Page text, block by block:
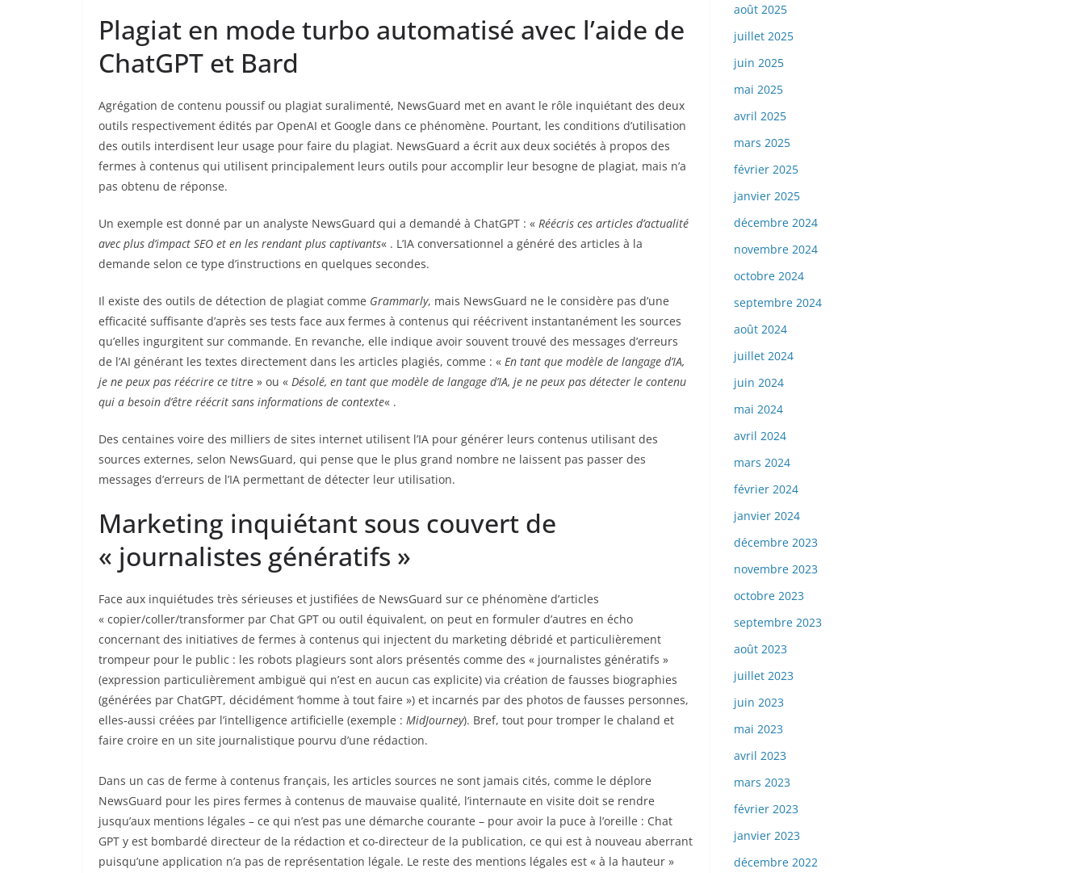
Plagiat en mode turbo automatisé avec l’aide de
ChatGPT et Bard
Agrégation de contenu poussif ou plagiat suralimenté, NewsGuard met en avant le rôle inquiétant des deux
outils respectivement édités par OpenAI et Google dans ce phénomène. Pourtant, les conditions d’utilisation
des outils interdisent leur usage pour faire du plagiat. NewsGuard a écrit aux deux sociétés à propos des
fermes à contenus qui utilisent principalement leurs outils pour accomplir leur besogne de plagiat, mais n’a
pas obtenu de réponse.
Un exemple est donné par un analyste NewsGuard qui a demandé à ChatGPT : « Réécris ces articles d’actualité
avec plus d’impact SEO et en les rendant plus captivants« . L’IA conversationnel a généré des articles à la
demande selon ce type d’instructions en quelques secondes.
Il existe des outils de détection de plagiat comme Grammarly, mais NewsGuard ne le considère pas d’une
efficacité suffisante d’après ses tests face aux fermes à contenus qui réécrivent instantanément les sources
qu’elles ingurgitent sur commande. En revanche, elle indique avoir souvent trouvé des messages d’erreurs
de l’AI générant les textes directement dans les articles plagiés, comme : « En tant que modèle de langage d’IA,
je ne peux pas réécrire ce titre » ou « Désolé, en tant que modèle de langage d’IA, je ne peux pas détecter le contenu
qui a besoin d’être réécrit sans informations de contexte« .
Des centaines voire des milliers de sites internet utilisent l’IA pour générer leurs contenus utilisant des
sources externes, selon NewsGuard, qui pense que le plus grand nombre ne laissent pas passer des
messages d’erreurs de l’IA permettant de détecter leur utilisation.
Marketing inquiétant sous couvert de
« journalistes génératifs »
Face aux inquiétudes très sérieuses et justifiées de NewsGuard sur ce phénomène d’articles
« copier/coller/transformer par Chat GPT ou outil équivalent, on peut en formuler d’autres en écho
concernant des initiatives de fermes à contenus qui injectent du marketing débridé et particulièrement
trompeur pour le public : les robots plagieurs sont alors présentés comme des « journalistes génératifs »
(expression particulièrement ambiguë qui n’est en aucun cas explicite) via création de fausses biographies
(générées par ChatGPT, décidément ‘homme à tout faire ») et incarnés par des photos de fausses personnes,
elles-aussi créées par l’intelligence artificielle (exemple : MidJourney). Bref, tout pour tromper le chaland et
faire croire en un site journalistique pourvu d’une rédaction.
Dans un cas de ferme à contenus français, les articles sources ne sont jamais cités, comme le déplore
NewsGuard pour les pires fermes à contenus de mauvaise qualité, l’internaute en visite doit se rendre
jusqu’aux mentions légales – ce qui n’est pas une démarche courante – pour avoir la puce à l’oreille : Chat
GPT y est bombardé directeur de la rédaction et co-directeur de la publication, ce qui est à nouveau aberrant
puisqu’une application n’a pas de représentation légale. Le reste des mentions légales est « à la hauteur »
août 2025
juillet 2025
juin 2025
mai 2025
avril 2025
mars 2025
février 2025
janvier 2025
décembre 2024
novembre 2024
octobre 2024
septembre 2024
août 2024
juillet 2024
juin 2024
mai 2024
avril 2024
mars 2024
février 2024
janvier 2024
décembre 2023
novembre 2023
octobre 2023
septembre 2023
août 2023
juillet 2023
juin 2023
mai 2023
avril 2023
mars 2023
février 2023
janvier 2023
décembre 2022